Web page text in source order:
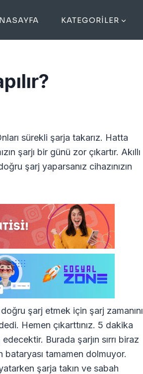
KATEGORILER
sürekli şarja takarız. Hatta
şarjı bir günü zor çıkartır. Akıllı
şarj yaparsanız cihazınızın
şarj etmek için şarj zamanını
Hemen çıkarttınız. 5 dakika
Burada şarjın sırrı biraz
bataryası tamamen dolmuyor.
şarja takın ve sabah